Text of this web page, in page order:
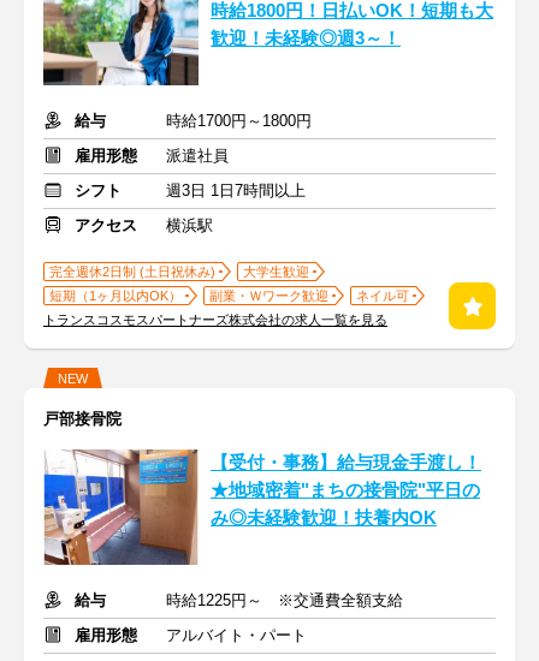
時給1800円！日払いOK！短期も大
歓迎！未経験◎週3～！
給与
時給1700円～1800円
雇用形態
派遣社員
シフト
週3日 1日7時間以上
アクセス
横浜駅
完全週休2日制 (土日祝休み)
大学生歓迎
短期（1ヶ月以内OK）
副業・Ｗワーク歓迎
ネイル可
トランスコスモスパートナーズ株式会社の求人一覧を見る
NEW
戸部接骨院
【受付・事務】給与現金手渡し！
★地域密着"まちの接骨院"平日の
み◎未経験歓迎！扶養内OK
給与
時給1225円～ ※交通費全額支給
雇用形態
アルバイト・パート